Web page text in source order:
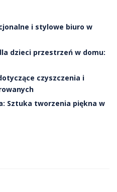
i stylowe biuro w
dzieci przestrzeń w domu:
czyszczenia i
Sztuka tworzenia piękna w